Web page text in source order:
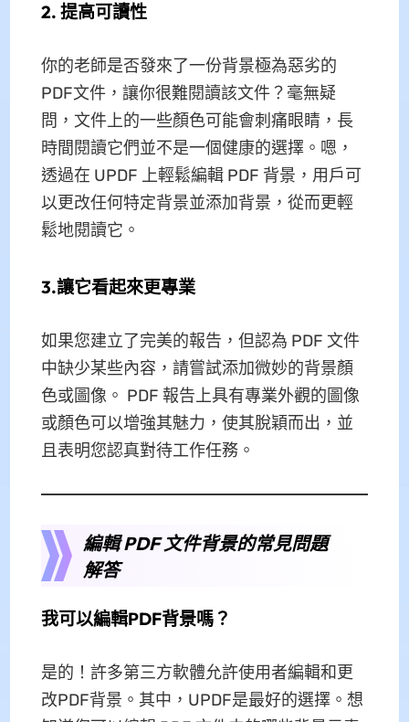
2. 提高可讀性
你的老師是否發來了一份背景極為惡劣的
PDF文件，讓你很難閱讀該文件？毫無疑
問，文件上的一些顏色可能會刺痛眼睛，長
時間閱讀它們並不是一個健康的選擇。嗯，
透過在 UPDF 上輕鬆編輯 PDF 背景，用戶可
以更改任何特定背景並添加背景，從而更輕
鬆地閱讀它。
3.讓它看起來更專業
如果您建立了完美的報告，但認為 PDF 文件
中缺少某些內容，請嘗試添加微妙的背景顏
色或圖像。 PDF 報告上具有專業外觀的圖像
或顏色可以增強其魅力，使其脫穎而出，並
且表明您認真對待工作任務。
編輯 PDF 文件背景的常見問題
解答
我可以編輯PDF背景嗎？
是的！許多第三方軟體允許使用者編輯和更
改PDF背景。其中，UPDF是最好的選擇。想